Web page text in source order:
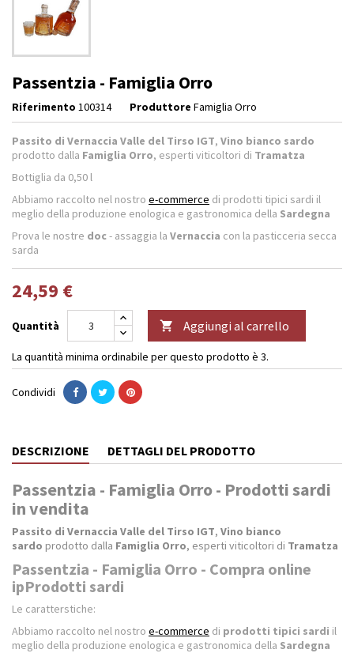
Passentzia - Famiglia Orro
Riferimento 100314 Produttore Famiglia Orro
Passito di Vernaccia Valle del Tirso IGT, Vino bianco sardo
prodotto dalla Famiglia Orro, esperti viticoltori di Tramatza
Bottiglia da 0,50 l
Abbiamo raccolto nel nostro e-commerce di prodotti tipici sardi il
meglio della produzione enologica e gastronomica della Sardegna
Prova le nostre doc- assaggia la Vernaccia con la pasticceria secca
sarda
24,59 €
Quantità  Aggiungi al carrello
La quantità minima ordinabile per questo prodotto è 3.
Condividi
DESCRIZIONE DETTAGLI DEL PRODOTTO
Passentzia - Famiglia Orro - Prodotti sardi
in vendita
Passito di Vernaccia Valle del Tirso IGT, Vino bianco
sardo prodotto dalla Famiglia Orro, esperti viticoltori di Tramatza
Passentzia - Famiglia Orro - Compra online
ipProdotti sardi
Le caratterstiche:
Abbiamo raccolto nel nostro e-commerce di prodotti tipici sardi il
meglio della produzione enologica e gastronomica della Sardegna